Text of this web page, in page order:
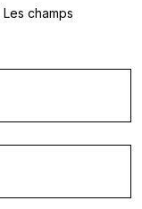
Les champs